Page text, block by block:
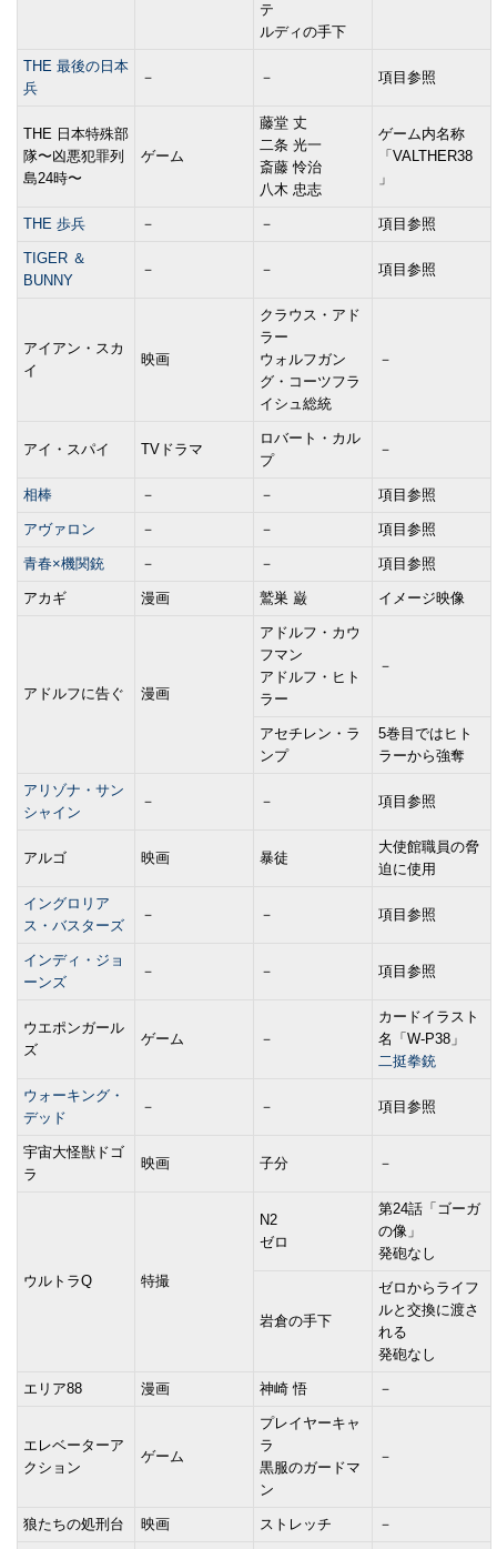
テ
ルディの手下
THE 最後の日本
兵
－ － 項目参照
THE 日本特殊部
隊〜凶悪犯罪列
島24時〜
ゲーム
藤堂 丈
二条 光一
斎藤 怜治
八木 忠志
ゲーム内名称
「VALTHER38
」
THE 歩兵 － － 項目参照
TIGER ＆
BUNNY
－ － 項目参照
アイアン・スカ
イ
映画
クラウス・アド
ラー
ウォルフガン
グ・コーツフラ
イシュ総統
－
アイ・スパイ TVドラマ
ロバート・カル
プ
－
相棒 － － 項目参照
アヴァロン － － 項目参照
青春×機関銃 － － 項目参照
アカギ 漫画 鷲巣 巌 イメージ映像
アドルフに告ぐ 漫画
アドルフ・カウ
フマン
アドルフ・ヒト
ラー
－
アセチレン・ラ
ンプ
5巻目ではヒト
ラーから強奪
アリゾナ・サン
シャイン
－ － 項目参照
アルゴ 映画 暴徒
大使館職員の脅
迫に使用
イングロリア
ス・バスターズ
－ － 項目参照
インディ・ジョ
ーンズ
－ － 項目参照
ウエポンガール
ズ
ゲーム －
カードイラスト
名「W-P38」
二挺拳銃
ウォーキング・
デッド
－ － 項目参照
宇宙大怪獣ドゴ
ラ
映画 子分 －
ウルトラQ 特撮
N2
ゼロ
第24話「ゴーガ
の像」
発砲なし
岩倉の手下
ゼロからライフ
ルと交換に渡さ
れる
発砲なし
エリア88 漫画 神崎 悟 －
エレベーターア
クション
ゲーム
プレイヤーキャ
ラ
黒服のガードマ
ン
－
狼たちの処刑台 映画 ストレッチ －